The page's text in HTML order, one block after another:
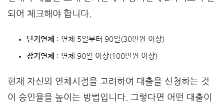
되어 체크해야 합니다.
단기연체 : 연체 5일부터 90일(30만원 이상)
장기연체 : 연체 90일 이상(100만원 이상)
현재 자신의 연체시점을 고려하여 대출을 신청하는 것
이 승인율을 높이는 방법입니다. 그렇다면 어떤 대출이